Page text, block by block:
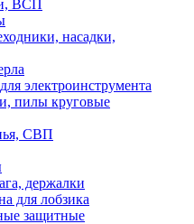
ВСП
насадки,
электроинструмента
пилы круговые
СВП
держалки
для лобзика
защитные